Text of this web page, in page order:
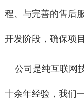
程、与完善的售后
开发阶段，确保项
公司是纯互联网
十余年经验，我们